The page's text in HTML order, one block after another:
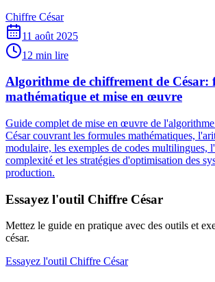
Chiffre César
11 août 2025
12 min lire
Algorithme de chiffrement de César:
mathématique et mise en œuvre
Guide complet de mise en œuvre de
César couvrant les formules mathématiques,
modulaire, les exemples de codes multilingues,
complexité et les stratégies d'optimisation des
production.
Essayez l'outil Chiffre César
Mettez le guide en pratique avec des outils et
césar.
Essayez l'outil Chiffre César